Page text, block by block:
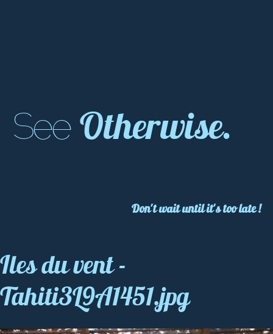
See Otherwise.
Don't wait until it's too late !
Iles du vent -
Tahiti3L9A1451.jpg